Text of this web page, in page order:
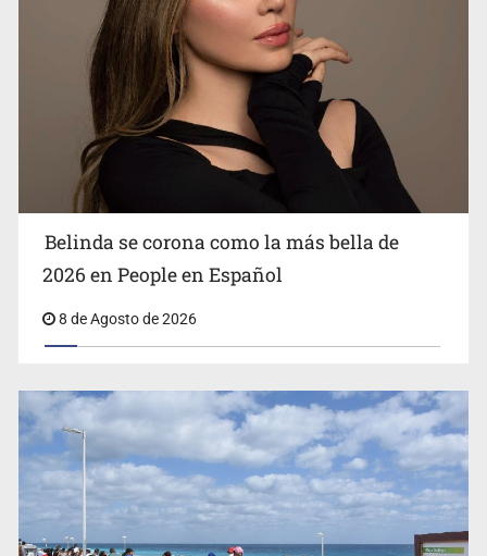
Ciclosporiasis no representa un riesgo epidemiológico
masivo
EU reanudará este sábado inspecciones de aguacate en
Michoacán
Belinda se corona como la más bella de
2026 en People en Español
8 de Agosto de 2026